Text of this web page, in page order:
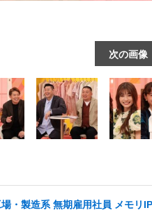
次の画像
・製造系 無期雇用社員 メモリIP